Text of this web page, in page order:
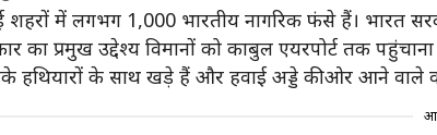
में लगभग 1,000 भारतीय नागरिक फंसे हैं। भारत
का प्रमुख उद्देश्य विमानों को काबुल एयरपोर्ट तक पहुंचाना
हथियारों के साथ खड़े हैं और हवाई अड्डे की ओर आने वाले